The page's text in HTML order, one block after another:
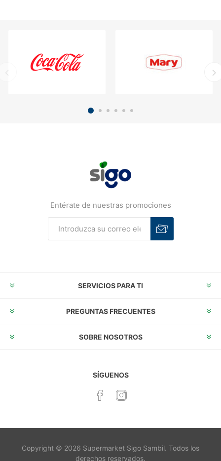
Entérate de nuestras promociones
SERVICIOS PARA TI
PREGUNTAS FRECUENTES
SOBRE NOSOTROS
SÍGUENOS
Copyright © 2026 Supermarket Sigo Sambil. Todos los
derechos reservados.